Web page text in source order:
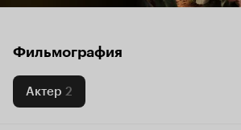
Фильмография
Актер 2